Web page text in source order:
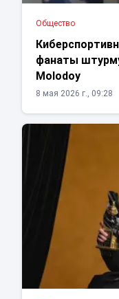
Общество
фанаты
Molodoy
8 мая 2026 г., 09:28